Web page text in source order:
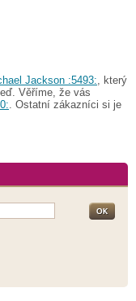
Jackson :5493: , který
Věříme, že vás
. Ostatní zákazníci si je